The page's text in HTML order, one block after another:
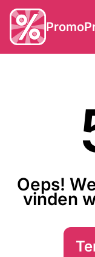
Oeps!
vinden